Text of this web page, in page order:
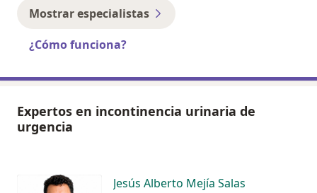
Mostrar especialistas
¿Cómo funciona?
Expertos en incontinencia urinaria de
urgencia
Jesús Alberto Mejía Salas